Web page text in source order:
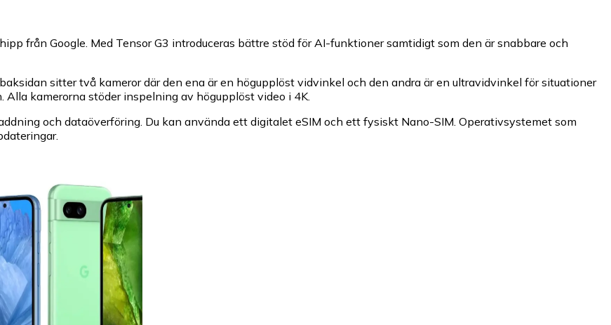
från Google. Med Tensor G3 introduceras bättre stöd för AI-funktioner samtidigt som den är snabbare och
sitter två kameror där den ena är en högupplöst vidvinkel och den andra är en ultravidvinkel för situationer
kamerorna stöder inspelning av högupplöst video i 4K.
och dataöverföring. Du kan använda ett digitalet eSIM och ett fysiskt Nano-SIM. Operativsystemet som